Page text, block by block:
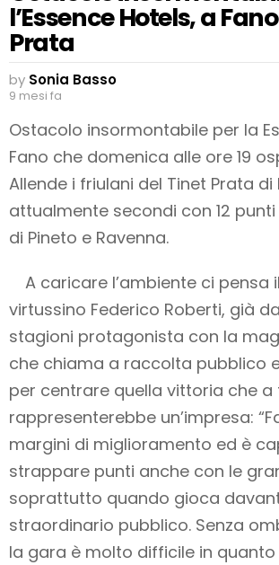
l’Essence Hotels, a
Prata
by Sonia Basso
9 mesi fa
Ostacolo insormontabile per la
Fano che domenica alle ore 19
Allende i friulani del Tinet Prata di
attualmente secondi con 12
di Pineto e Ravenna.
A caricare l’ambiente ci pensa
virtussino Federico Roberti, già
stagioni protagonista con la
che chiama a raccolta pubblico
per centrare quella vittoria che
rappresenterebbe un’impresa:
margini di miglioramento ed è
strappare punti anche con le
soprattutto quando gioca
straordinario pubblico. Senza
la gara è molto difficile in quanto